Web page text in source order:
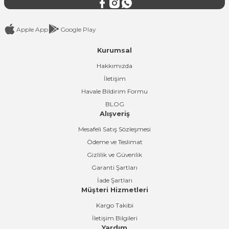
Apple App Google Play
Kurumsal
Hakkımızda
İletişim
Havale Bildirim Formu
BLOG
Alışveriş
Mesafeli Satış Sözleşmesi
Ödeme ve Teslimat
Gizlilik ve Güvenlik
Garanti Şartları
İade Şartları
Müşteri Hizmetleri
Kargo Takibi
İletişim Bilgileri